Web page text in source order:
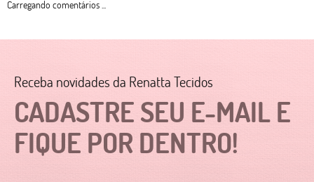
Carregando comentários ...
CADASTRE SEU E-MAIL E
FIQUE POR DENTRO!
Receba novidades da Renatta Tecidos